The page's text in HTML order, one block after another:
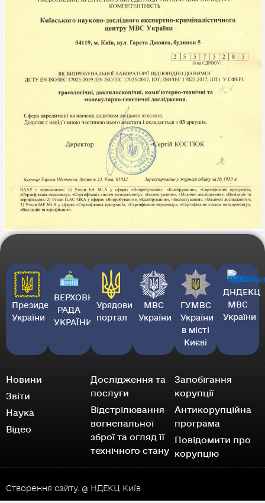
Президент
України
ВЕРХОВНА
РАДА
УКРАЇНИ
Урядовий
портал
МВС
України
ГУМВС
України
в місті
Києві
ДНДЕКЦ
МВС
України
Новини
Звіти
Наука
Відео
Дослідження та
послуги
Відстрілювання
вогнепальної
зброї та огляд її
технічного стану
Запобігання
корупції
Антикорупційна
програма
Повідомити про
корупцію
Створення сайту. @ НДЕКЦ Київ